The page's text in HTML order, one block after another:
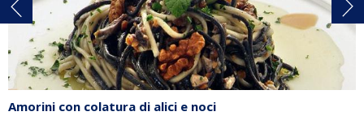
Amorini con colatura di alici e noci